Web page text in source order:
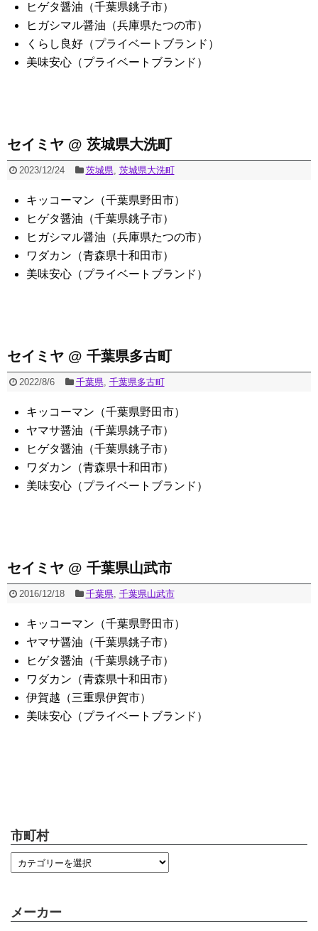
ヒゲタ醤油（千葉県銚子市）
ヒガシマル醤油（兵庫県たつの市）
くらし良好（プライベートブランド）
美味安心（プライベートブランド）
セイミヤ @ 茨城県大洗町
2023/12/24 茨城県, 茨城県大洗町
キッコーマン（千葉県野田市）
ヒゲタ醤油（千葉県銚子市）
ヒガシマル醤油（兵庫県たつの市）
ワダカン（青森県十和田市）
美味安心（プライベートブランド）
セイミヤ @ 千葉県多古町
2022/8/6 千葉県, 千葉県多古町
キッコーマン（千葉県野田市）
ヤマサ醤油（千葉県銚子市）
ヒゲタ醤油（千葉県銚子市）
ワダカン（青森県十和田市）
美味安心（プライベートブランド）
セイミヤ @ 千葉県山武市
2016/12/18 千葉県, 千葉県山武市
キッコーマン（千葉県野田市）
ヤマサ醤油（千葉県銚子市）
ヒゲタ醤油（千葉県銚子市）
ワダカン（青森県十和田市）
伊賀越（三重県伊賀市）
美味安心（プライベートブランド）
市町村
メーカー